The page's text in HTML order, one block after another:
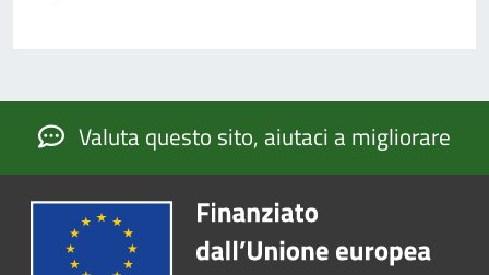
Valuta questo sito, aiutaci a migliorare